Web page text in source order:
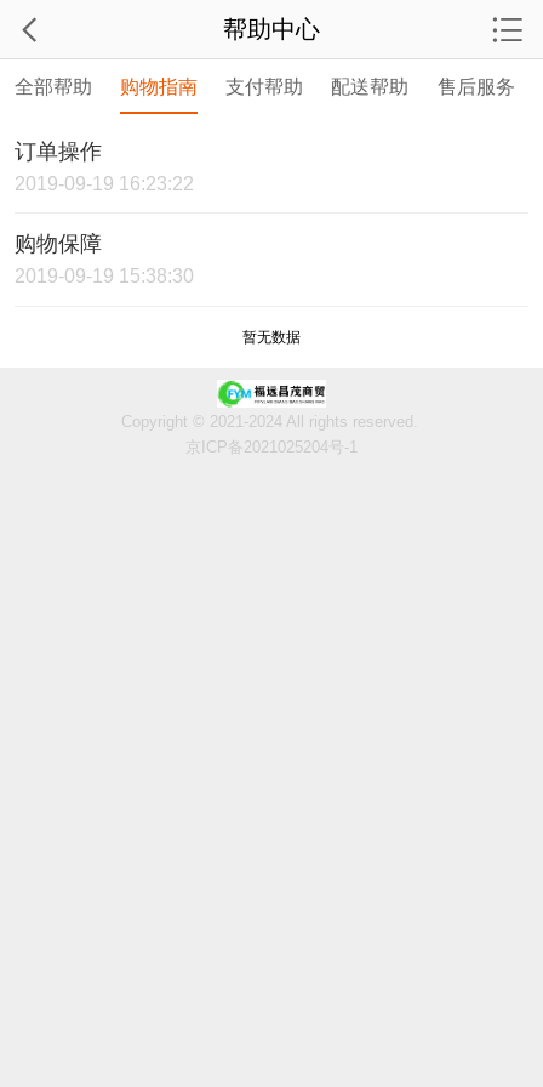
全部帮助 购物指南 支付帮助 配送帮助 售后服务
订单操作
2019-09-19 16:23:22
购物保障
2019-09-19 15:38:30
暂无数据
帮助中心
Copyright © 2021-2024 All rights reserved.
京ICP备2021025204号-1